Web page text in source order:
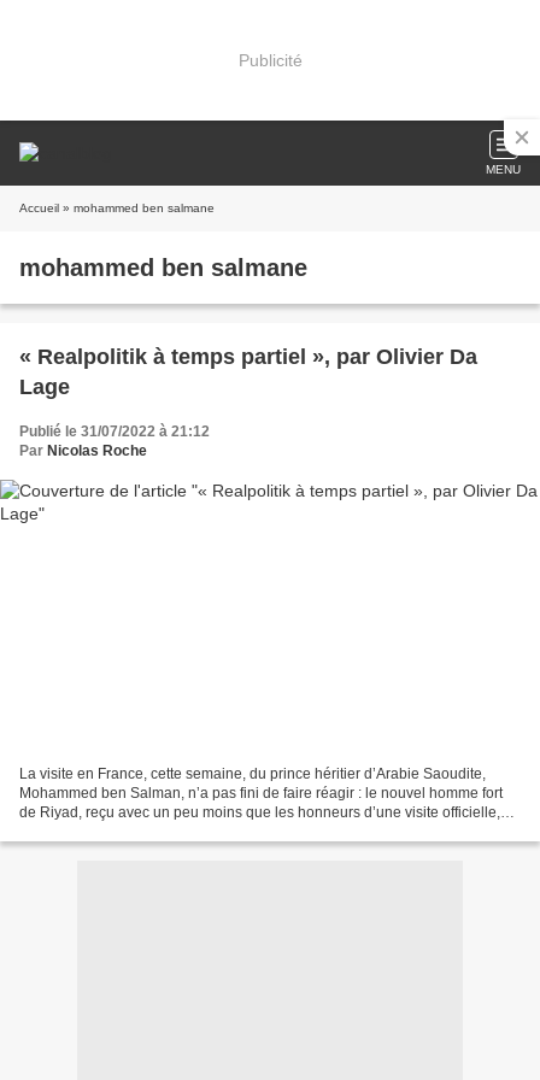
Publicité
MENU
Accueil » mohammed ben salmane
mohammed ben salmane
« Realpolitik à temps partiel », par Olivier Da
Lage
Publié le 31/07/2022 à 21:12
Par Nicolas Roche
La visite en France, cette semaine, du prince héritier d’Arabie Saoudite,
Mohammed ben Salman, n’a pas fini de faire réagir : le nouvel homme fort
de Riyad, reçu avec un peu moins que les honneurs d’une visite officielle,